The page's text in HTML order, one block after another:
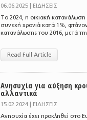
06.06.2025 | ΕΙΔΗΣΕΙΣ
Το 2024, η οικιακή
συνεχή χρονιά κατά 1%,
κατανάλωσης του 2016, μετά
Read Full Article
Ανησυχία για αύξηση
αλλαντικά
15.02.2024 | ΕΙΔΗΣΕΙΣ
Ανησυχία έχει προκληθεί στο